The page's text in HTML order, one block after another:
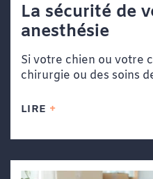
La sécurité de
anesthésie
Si votre chien ou votre
chirurgie ou des soins
LIRE